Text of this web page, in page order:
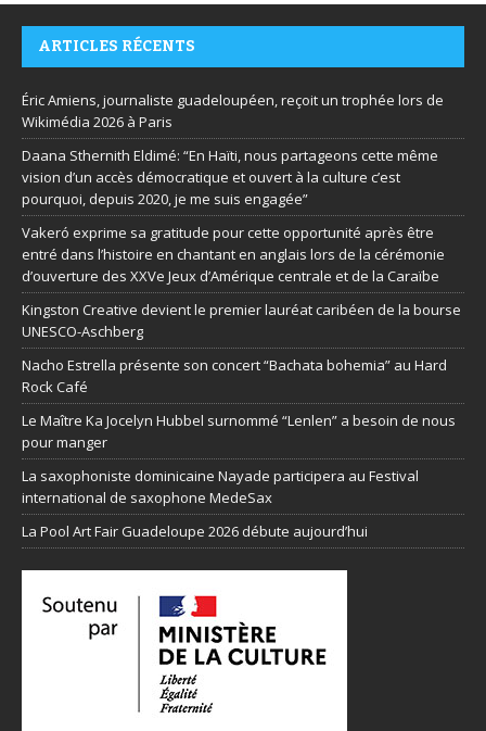
ARTICLES RÉCENTS
Éric Amiens, journaliste guadeloupéen, reçoit un trophée lors de
Wikimédia 2026 à Paris
Daana Sthernith Eldimé: “En Haïti, nous partageons cette même
vision d’un accès démocratique et ouvert à la culture c’est
pourquoi, depuis 2020, je me suis engagée”
Vakeró exprime sa gratitude pour cette opportunité après être
entré dans l’histoire en chantant en anglais lors de la cérémonie
d’ouverture des XXVe Jeux d’Amérique centrale et de la Caraïbe
Kingston Creative devient le premier lauréat caribéen de la bourse
UNESCO-Aschberg
Nacho Estrella présente son concert “Bachata bohemia” au Hard
Rock Café
Le Maître Ka Jocelyn Hubbel surnommé “Lenlen” a besoin de nous
pour manger
La saxophoniste dominicaine Nayade participera au Festival
international de saxophone MedeSax
La Pool Art Fair Guadeloupe 2026 débute aujourd’hui